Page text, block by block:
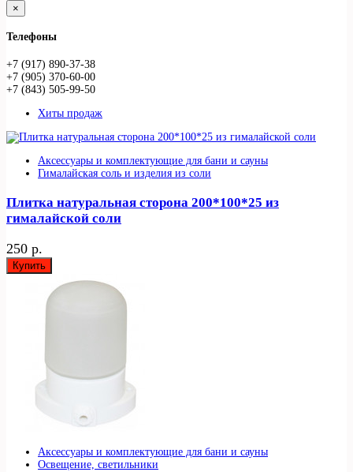
×
Телефоны
+7 (917) 890-37-38
+7 (905) 370-60-00
+7 (843) 505-99-50
Хиты продаж
Аксессуары и комплектующие для бани и сауны
Гималайская соль и изделия из соли
Плитка натуральная сторона 200*100*25 из
гималайской соли
250 р.
Купить
Аксессуары и комплектующие для бани и сауны
Освещение, светильники